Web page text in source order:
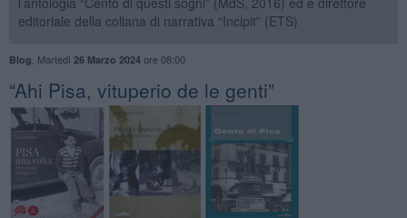
editoriale della collana di narrativa “Incipit” (ETS)
Blog Martedì 26 Marzo 2024ore 08:00
​“Ahi Pisa, vituperio de le genti”